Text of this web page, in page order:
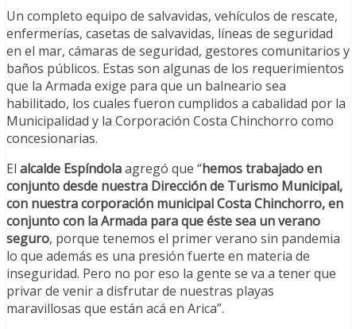
Un completo equipo de salvavidas, vehículos de rescate,
enfermerías, casetas de salvavidas, líneas de seguridad
en el mar, cámaras de seguridad, gestores comunitarios y
baños públicos. Estas son algunas de los requerimientos
que la Armada exige para que un balneario sea
habilitado, los cuales fueron cumplidos a cabalidad por la
Municipalidad y la Corporación Costa Chinchorro como
concesionarias.
El alcalde Espíndolaagregó que “hemos trabajado en
conjunto desde nuestra Dirección de Turismo Municipal,
con nuestra corporación municipal Costa Chinchorro, en
conjunto con la Armada para que éste sea un verano
seguro, porque tenemos el primer verano sin pandemia
lo que además es una presión fuerte en materia de
inseguridad. Pero no por eso la gente se va a tener que
privar de venir a disfrutar de nuestras playas
maravillosas que están acá en Arica”.